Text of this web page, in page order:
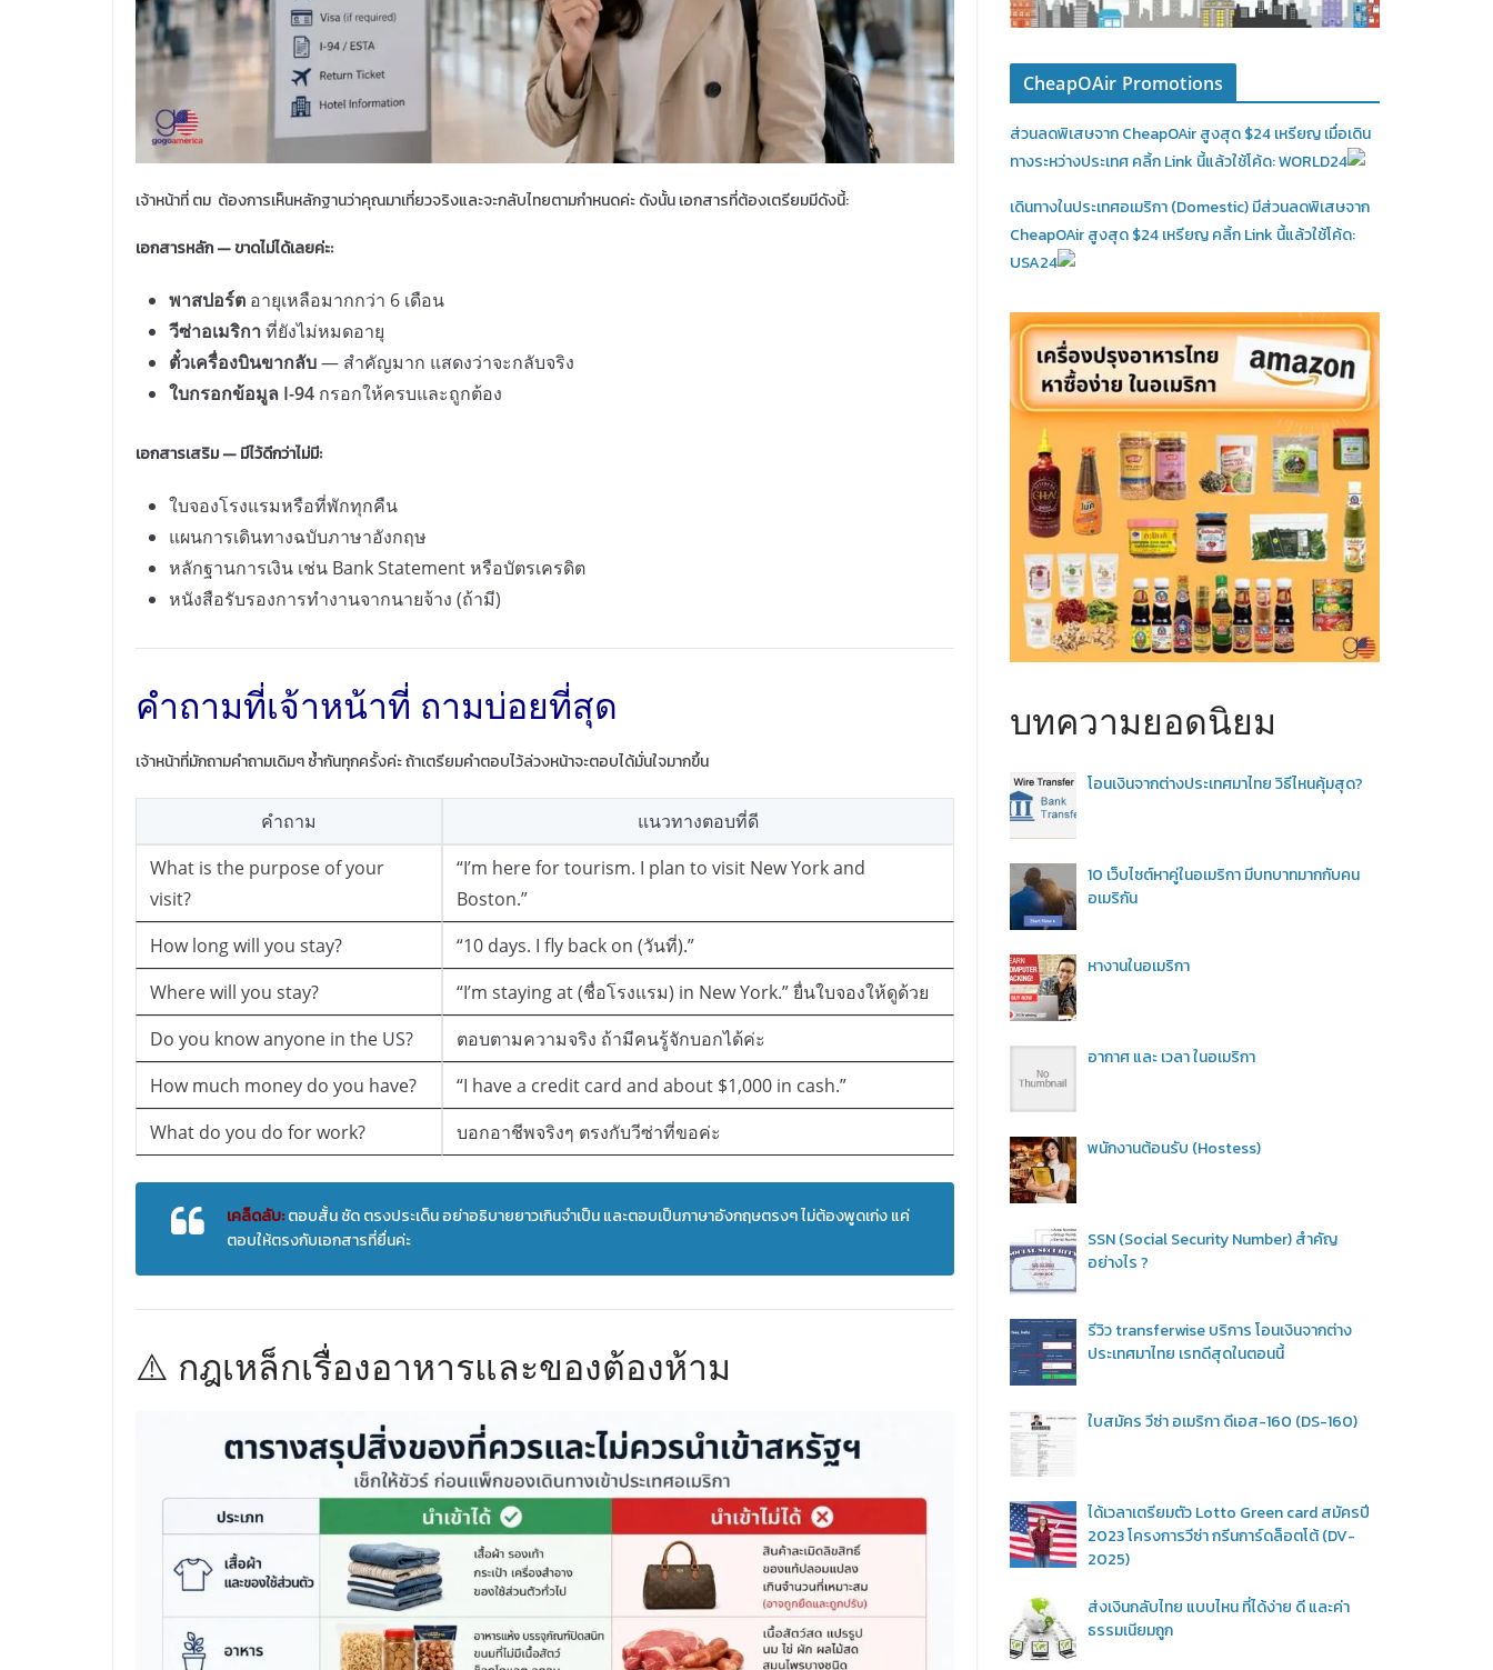
เจ้าหน้าที่ ตม ต้องการเห็นหลักฐานว่าคุณมาเที่ยวจริงและจะกลับไทยตามกำหนดค่ะ ดังนั้น เอกสารที่ต้องเตรียมมีดังนี้:
เอกสารหลัก — ขาดไม่ได้เลยค่ะ:
พาสปอร์ต อายุเหลือมากกว่า 6 เดือน
วีซ่าอเมริกาที่ยังไม่หมดอายุ
ตั๋วเครื่องบินขากลับ— สำคัญมาก แสดงว่าจะกลับจริง
ใบกรอกข้อมูล I-94 กรอกให้ครบและถูกต้อง
เอกสารเสริม — มีไว้ดีกว่าไม่มี:
ใบจองโรงแรมหรือที่พักทุกคืน
แผนการเดินทางฉบับภาษาอังกฤษ
หลักฐานการเงิน เช่น Bank Statement หรือบัตรเครดิต
หนังสือรับรองการทำงานจากนายจ้าง (ถ้ามี)
คำถามที่เจ้าหน้าที่ ถามบ่อยที่สุด
เจ้าหน้าที่มักถามคำถามเดิมๆ ซ้ำกันทุกครั้งค่ะ ถ้าเตรียมคำตอบไว้ล่วงหน้าจะตอบได้มั่นใจมากขึ้น
คำถาม
แนวทางตอบที่ดี
What is the purpose of your
visit?
“I’m here for tourism. I plan to visit New York and
Boston.”
How long will you stay?
“10 days. I fly back on (วันที่).”
Where will you stay?
“I’m staying at (ชื่อโรงแรม) in New York.” ยื่นใบจองให้ดูด้วย
Do you know anyone in the US?
ตอบตามความจริง ถ้ามีคนรู้จักบอกได้ค่ะ
How much money do you have?
“I have a credit card and about $1,000 in cash.”
What do you do for work?
บอกอาชีพจริงๆ ตรงกับวีซ่าที่ขอค่ะ
เคล็ดลับ:ตอบสั้น ชัด ตรงประเด็น อย่าอธิบายยาวเกินจำเป็น และตอบเป็นภาษาอังกฤษตรงๆ ไม่ต้องพูดเก่ง แค่
ตอบให้ตรงกับเอกสารที่ยื่นค่ะ
⚠️ กฎเหล็กเรื่องอาหารและของต้องห้าม
CheapOAir Promotions
ส่วนลดพิเสษจาก CheapOAir สูงสุด $24 เหรียญ เมื่อเดิน
ทางระหว่างประเทศ คลิ้ก Link นี้แล้วใช้โค้ด: WORLD24
เดินทางในประเทศอเมริกา (Domestic)มีส่วนลดพิเสษจาก
CheapOAir สูงสุด $24 เหรียญ คลิ้ก Link นี้แล้วใช้โค้ด:
USA24
บทความยอดนิยม
โอนเงินจากต่างประเทศมาไทย วิธีไหนคุ้มสุด?
10 เว็บไซต์หาคู่ในอเมริกา มีบทบาทมากกับคน
อเมริกัน
หางานในอเมริกา
อากาศ และ เวลา ในอเมริกา
พนักงานต้อนรับ (Hostess)
SSN (Social Security Number) สำคัญ
อย่างไร ?
รีวิว transferwise บริการ โอนเงินจากต่าง
ประเทศมาไทย เรทดีสุดในตอนนี้
ใบสมัคร วีซ่า อเมริกา ดีเอส-160 (DS-160)
ได้เวลาเตรียมตัว Lotto Green card สมัครปี
2023 โครงการวีซ่า กรีนการ์ดล็อตโต้ (DV-
2025)
ส่งเงินกลับไทย แบบไหน ที่ได้ง่าย ดี และค่า
ธรรมเนียมถูก